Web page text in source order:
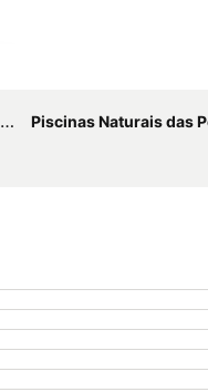
Piscinas Naturais das Poças de